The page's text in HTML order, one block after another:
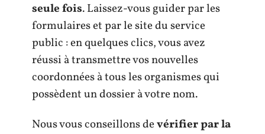
seule fois. Laissez-vous guider par les
formulaires et par le site du service
public : en quelques clics, vous avez
réussi à transmettre vos nouvelles
coordonnées à tous les organismes qui
possèdent un dossier à votre nom.
Nous vous conseillons devérifier par la